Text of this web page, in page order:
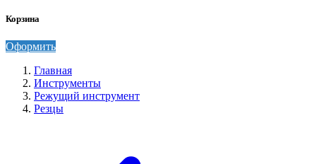
Корзина
Оформить
Главная
Инструменты
Режущий инструмент
Резцы